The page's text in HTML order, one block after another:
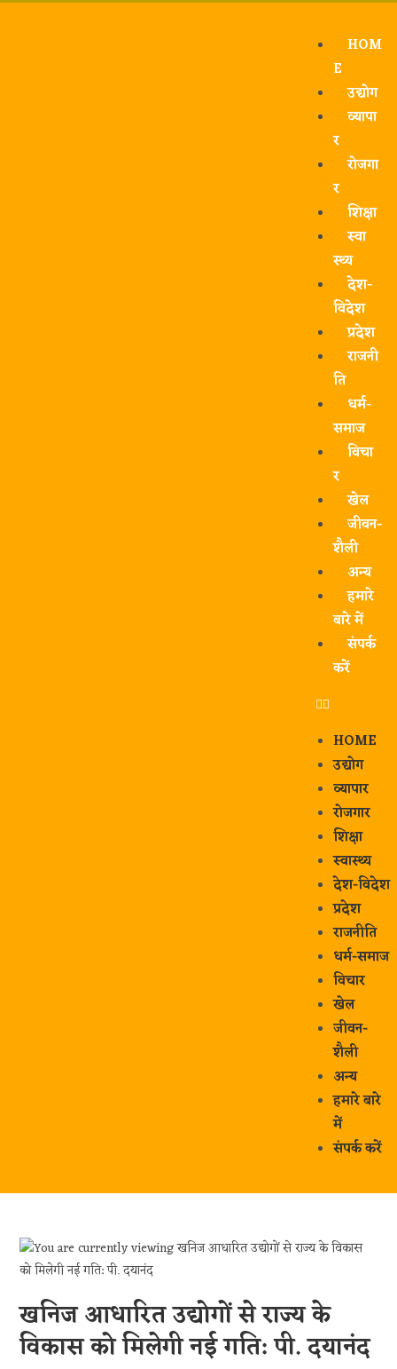
HOM
E
उद्योग
व्यापा
र
रोजगा
र
शिक्षा
स्वा
स्थ्य
देश-
विदेश
प्रदेश
राजनी
ति
धर्म-
समाज
विचा
र
खेल
जीवन-
शैली
अन्य
हमारे
बारे में
संपर्क
करें
HOME
उद्योग
व्यापार
रोजगार
शिक्षा
स्वास्थ्य
देश-विदेश
प्रदेश
राजनीति
धर्म-समाज
विचार
खेल
जीवन-
शैली
अन्य
हमारे बारे
में
संपर्क करें
खनिज आधारित उद्योगों से राज्य के
विकास को मिलेगी नई गति: पी. दयानंद